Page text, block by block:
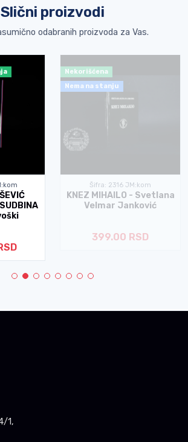
Slični proizvodi
odabranih proizvoda za Vas.
Nekorišćena
Nema na stanju
Šifra: 2316 JM:kom
KNEZ MIHAILO - Svetlana
Velmar Janković
399.00 RSD
1,